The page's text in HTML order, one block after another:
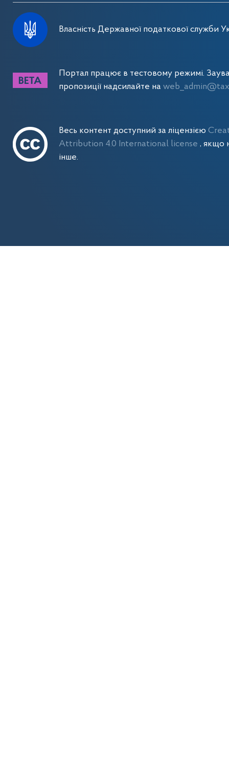
Власність Державної податкової служби
Портал працює в тестовому режимі.
пропозиції надсилайте на
Весь контент доступний за ліцензією
Attribution 4.0 International license , якщо
інше.